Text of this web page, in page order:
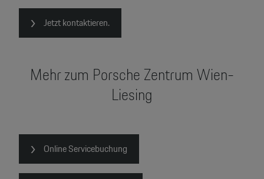
Jetzt kontaktieren.
Mehr zum Porsche Zentrum Wien-
Liesing
Online Servicebuchung